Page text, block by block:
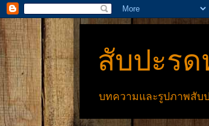
สับปะร
บทความและรูปภาพสับ